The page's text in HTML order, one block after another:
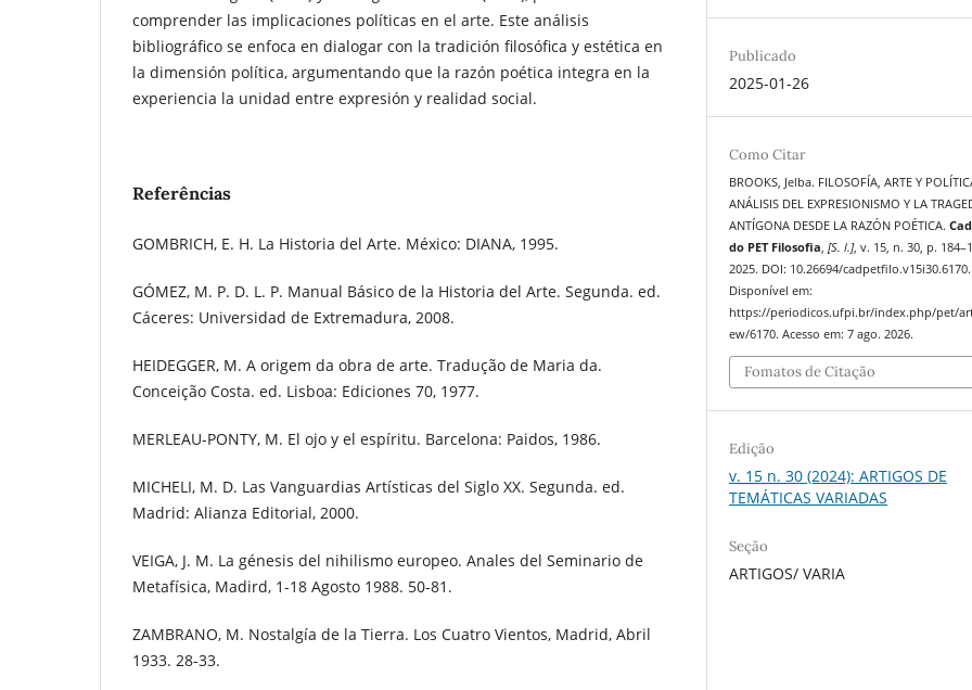
comprender las implicaciones políticas en el arte. Este análisis
bibliográfico se enfoca en dialogar con la tradición filosófica y estética en
la dimensión política, argumentando que la razón poética integra en la
experiencia la unidad entre expresión y realidad social.
Referências
GOMBRICH, E. H. La Historia del Arte. México: DIANA, 1995.
GÓMEZ, M. P. D. L. P. Manual Básico de la Historia del Arte. Segunda. ed.
Cáceres: Universidad de Extremadura, 2008.
HEIDEGGER, M. A origem da obra de arte. Tradução de Maria da.
Conceição Costa. ed. Lisboa: Ediciones 70, 1977.
MERLEAU-PONTY, M. El ojo y el espíritu. Barcelona: Paidos, 1986.
MICHELI, M. D. Las Vanguardias Artísticas del Siglo XX. Segunda. ed.
Madrid: Alianza Editorial, 2000.
VEIGA, J. M. La génesis del nihilismo europeo. Anales del Seminario de
Metafísica, Madird, 1-18 Agosto 1988. 50-81.
ZAMBRANO, M. Nostalgía de la Tierra. Los Cuatro Vientos, Madrid, Abril
1933. 28-33.
Publicado
2025-01-26
Como Citar
BROOKS, Jelba. FILOSOFÍA, ARTE Y
ANÁLISIS DEL EXPRESIONISMO Y LA
ANTÍGONA DESDE LA RAZÓN POÉTICA.
do PET Filosofia ,[S. l.], v. 15, n. 30, p.
2025. DOI: 10.26694/cadpetfilo.v15i30.6170.
Disponível em:
https://periodicos.ufpi.br/index.php/pet/
ew/6170. Acesso em: 7 ago. 2026.
Fomatos de Citação
Edição
v. 15 n. 30 (2024): ARTIGOS DE
TEMÁTICAS VARIADAS
Seção
ARTIGOS/ VARIA